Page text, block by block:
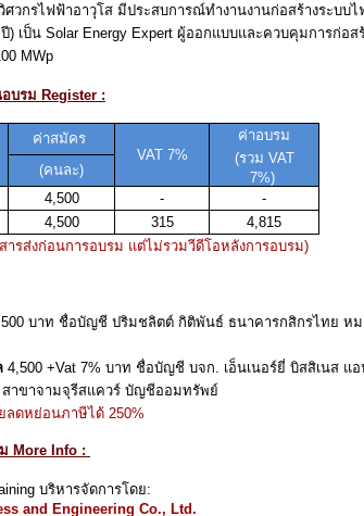
วกรไฟฟ้าอาวุโส มีประสบการณ์ทำงานงานก่อสร้างระบบ
) เป็น Solar Energy Expert ผู้ออกแบบและควบคุมการก่อ
MWp
บรม Register :
ค่าสมัคร
VAT 7%
ค่าอบรม
(รวม VAT
7%)
(คนละ)
4,500 -
-
4,500 315
4,815
ารส่งก่อนการอบรม แต่ไม่รวมวีดีโอหลังการอบรม)
บาท ชื่อบัญชี ปริมชลิตต์ กิติพันธ์ ธนาคารกสิกรไทย ห
4,500 +Vat 7% บาท ชื่อบัญชี บจก. เอ็นเนอร์ยี่ บิสสิเนส แ
สาขาจามจุรีสแควร์ บัญชีออมทรัพย์
ลดหย่อนภาษีได้ 250%
More Info :
บริหารจัดการโดย:
and Engineering Co., Ltd.